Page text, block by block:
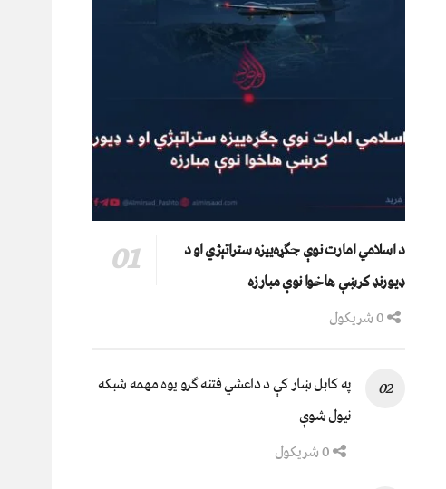
د اسلامي امارت نوې جګړه‌ییزه ستراتېژي او د
ډیورنډ کرښې هاخوا نوې مبارزه
په کابل ښار کې د داعشي فتنه ګرو يوه مهمه شبکه
نيول شوې